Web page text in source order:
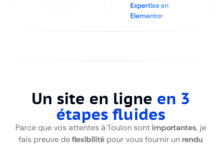
Expertise en
Elementor
Un site en ligne en 3
étapes fluides
Parce que vos attentes à Toulon sontimportantes, je
fais preuve deflexibilitépour vous fournir unrendu